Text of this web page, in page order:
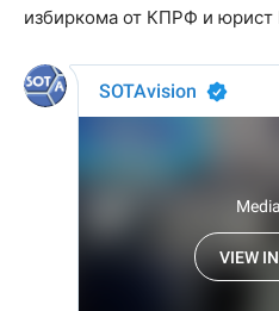
избиркома от КПРФ и юрист